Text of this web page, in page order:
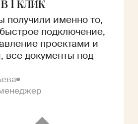
1 клик
получили именно то,
подключение,
проектами и
все документы под